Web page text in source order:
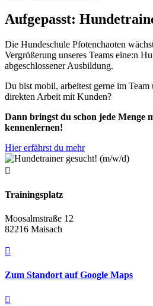
Aufgepasst:
Die Hundeschule Pfotenchaoten
Vergrößerung unseres Teams eine:n
abgeschlossener Ausbildung.
Du bist mobil, arbeitest gerne im Team
direkten Arbeit mit Kunden?
Dann bringst du schon jede Menge
kennenlernen!
Hier erfährst du mehr

Trainingsplatz
Moosalmstraße 12
82216 Maisach

Zum Standort auf Google Maps
